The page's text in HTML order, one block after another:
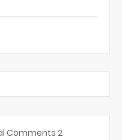
Comments 2